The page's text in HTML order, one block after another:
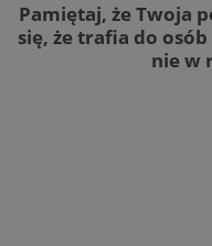
Pamiętaj, że Twoja
się, że trafia do
nie w